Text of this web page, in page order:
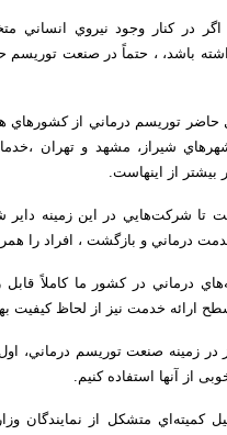
در کنار وجود نيروي انساني
باشد، ، حتماً در صنعت توريسم
حاضر توريسم درماني از
شيراز، مشهد و تهران
بيشتر از اينهاست.
تا شركت‌هايي در اين زمينه داير
خدمت درماني و بازگشت ، افراد را
درماني در كشور ما كاملاً
ارائه خدمت نيز از لحاظ كيفيت
زمينه صنعت توريسم درماني،
از آنها استفاده كنيم.
كميته‌اي متشكل از نمايندگان